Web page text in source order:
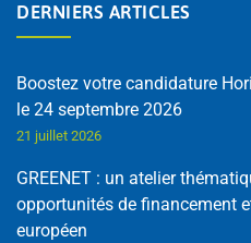
DERNIERS ARTICLES
Boostez votre candidature
le 24 septembre 2026
21 juillet 2026
GREENET : un atelier
opportunités de financement
européen